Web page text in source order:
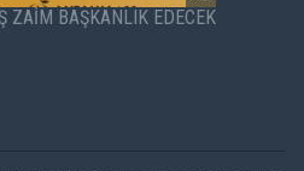
ZAİM BAŞKANLIK EDECEK